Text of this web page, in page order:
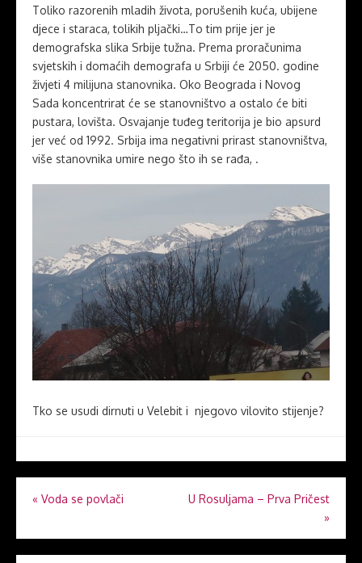
Toliko razorenih mladih života, porušenih kuća, ubijene
djece i staraca, tolikih pljački…To tim prije jer je
demografska slika Srbije tužna. Prema proračunima
svjetskih i domaćih demografa u Srbiji će 2050. godine
živjeti 4 milijuna stanovnika. Oko Beograda i Novog
Sada koncentrirat će se stanovništvo a ostalo će biti
pustara, lovišta. Osvajanje tuđeg teritorija je bio apsurd
jer već od 1992. Srbija ima negativni prirast stanovništva,
više stanovnika umire nego što ih se rađa, .
Tko se usudi dirnuti u Velebit i njegovo vilovito stijenje?
Navigacija
« Voda se povlači
U Rosuljama – Prva Pričest
»